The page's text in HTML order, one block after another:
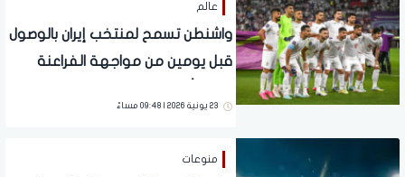
عالم
واشنطن تسمح لمنتخب إيران بالوصول
قبل يومين من مواجهة الفراعنة
23 يونية 2026 | 09:48 مساءً
منوعات